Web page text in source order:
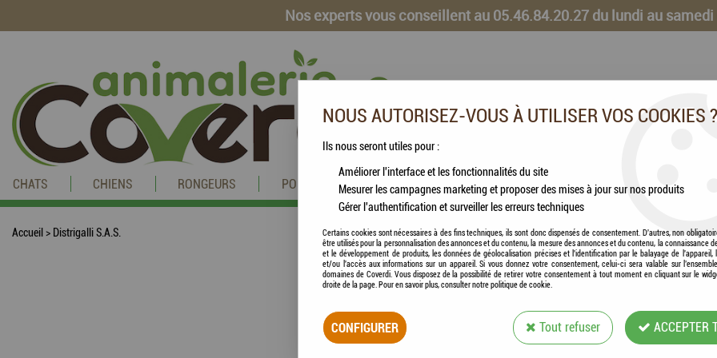
Nos experts vous conseillent au 05.46.84.20.27 du lundi au samedi
CHATS CHIENS RONGEURS POISSONS CHEVAUX VOLAILLES ANIMAUX DE LA FERME
Accueil > Distrigalli S.A.S.
PRODUITS DE LA MARQUE DISTRIGALLI
1 article sur1
NOUS AUTORISEZ-VOUS À UTILISER VOS COOKIES ?
Ils nous seront utiles pour :
Améliorer l'interface et les fonctionnalités du site
Mesurer les campagnes marketing et proposer des mises à jour sur nos produits
Gérer l'authentification et surveiller les erreurs techniques
Certains cookies sont nécessaires à des fins techniques, ils sont donc dispensés de consentement. D'autres, non
être utilisés pour la personnalisation des annonces et du contenu, la mesure des annonces et du contenu, la connaissance
et le développement de produits, les données de géolocalisation précises et l'identification par le balayage de l'appareil,
et/ou l'accès aux informations sur un appareil. Si vous donnez votre consentement, celui-ci sera valable sur
domaines de Coverdi. Vous disposez de la possibilité de retirer votre consentement à tout moment en cliquant sur le
droite de la page. Pour en savoir plus, consulter notre politique de cookie.
CONFIGURER Tout refuser ACCEPTER